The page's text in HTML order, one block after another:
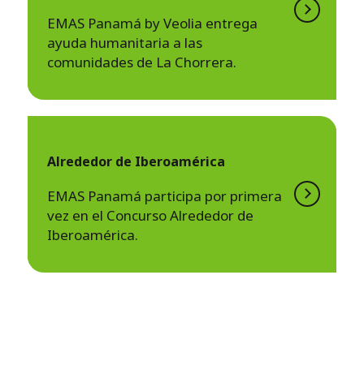
EMAS Panamá by Veolia entrega
ayuda humanitaria a las
comunidades de La Chorrera.
Alrededor de Iberoamérica
EMAS Panamá participa por primera
vez en el Concurso Alrededor de
Iberoamérica.